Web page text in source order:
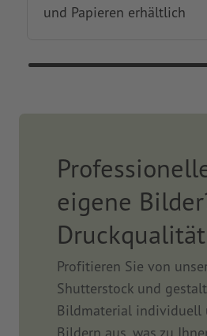
und Papieren erhältlich
eigene
Druckqualität
Profitieren Sie von
Shutterstock und
Bildmaterial individuell